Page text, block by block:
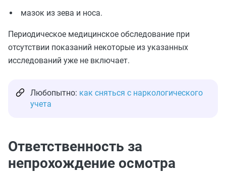
мазок из зева и носа.
Периодическое медицинское обследование при
отсутствии показаний некоторые из указанных
исследований уже не включает.
Любопытно: как сняться с наркологического
учета
Ответственность за
непрохождение осмотра